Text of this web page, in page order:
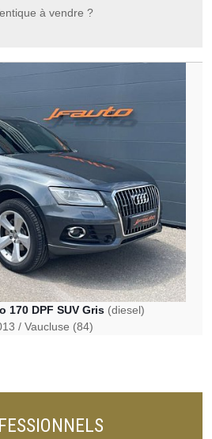
à vendre ?
170 DPF SUV Gris (diesel)
Vaucluse (84)